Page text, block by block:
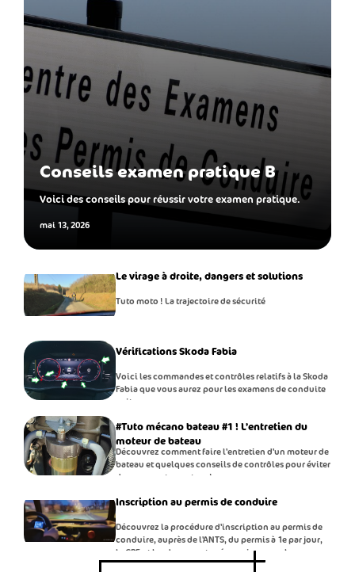
Conseils examen pratique B
Voici des conseils pour réussir votre examen pratique.
mai 13, 2026
Le virage à droite, dangers et solutions
Tuto moto ! La trajectoire de sécurité
Vérifications Skoda Fabia
Voici les commandes et contrôles relatifs à la Skoda
Fabia que vous aurez pour les examens de conduite
voiture.
#Tuto mécano bateau #1 ! L’entretien du
moteur de bateau
Découvrez comment faire l'entretien d'un moteur de
bateau et quelques conseils de contrôles pour éviter
de casser votre moteur !
Inscription au permis de conduire
Découvrez la procédure d'inscription au permis de
conduire, auprès de l'ANTS, du permis à 1e par jour,
le CPF, et les documents nécessaires pour la
conduite accompagnée.